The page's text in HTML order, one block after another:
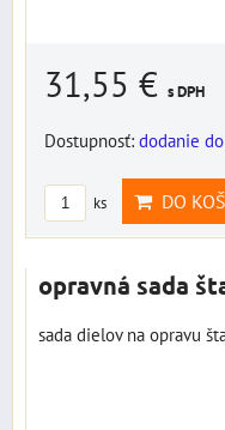
31,55 € s DPH
Dostupnosť: dodanie
ks DO
opravná sada
sada dielov na opravu